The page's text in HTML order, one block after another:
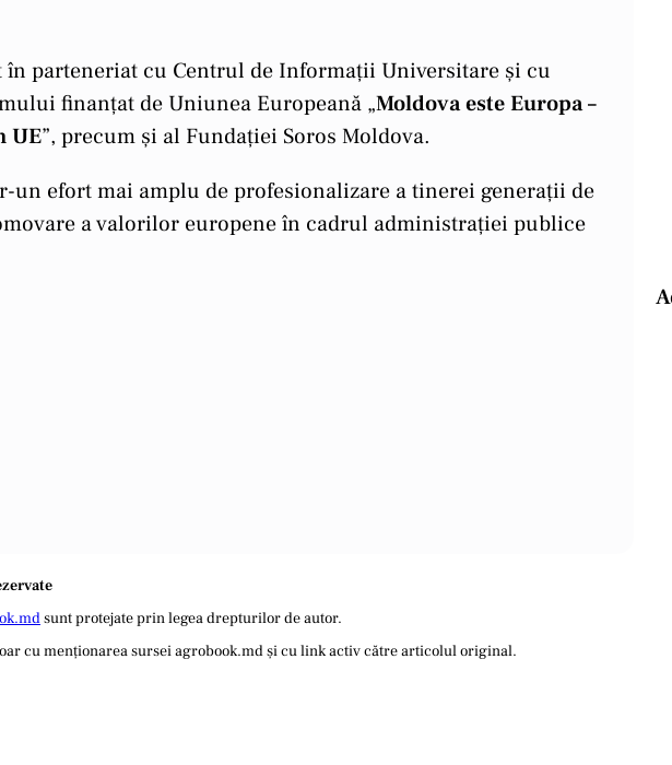
în parteneriat cu Centrul de Informații Universitare și cu
finanțat de Uniunea Europeană „Moldova este Europa –
UE”, precum și al Fundației Soros Moldova.
un efort mai amplu de profesionalizare a tinerei generații de
a valorilor europene în cadrul administrației publice
sunt protejate prin legea drepturilor de autor.
cu menționarea sursei agrobook.md și cu link activ către articolul original.